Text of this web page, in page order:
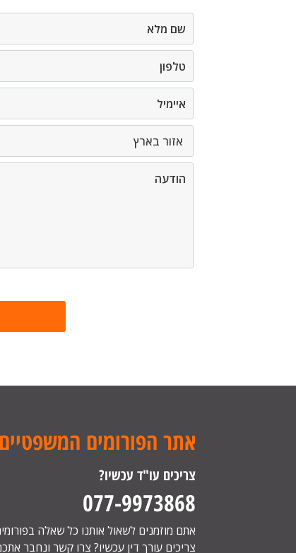
אתר הפורומים המשפטיים
צריכים עו"ד עכשיו?
077-9973868
אתם מוזמנים לשאול אותנו כל שאלה
צריכים עורך דין עכשיו? צרו קשר ונחבר